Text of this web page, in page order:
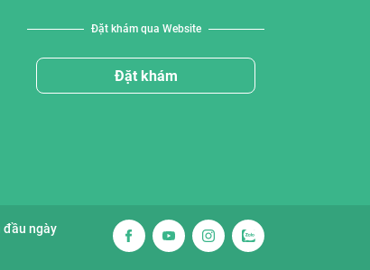
Đặt khám qua Website
Đặt khám
đầu ngày